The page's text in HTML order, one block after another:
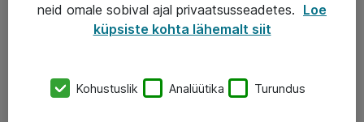
+372 659 3591
Järvevana tee 7b, 10112 Tallinn
neid omale sobival ajal privaatsusseadetes. Loe
küpsiste kohta lähemalt siit
Kohustuslik Analüütika Turundus